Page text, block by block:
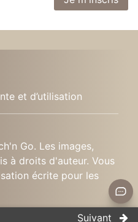
et d’utilisation
Go. Les images,
à droits d'auteur. Vous
écrite pour les